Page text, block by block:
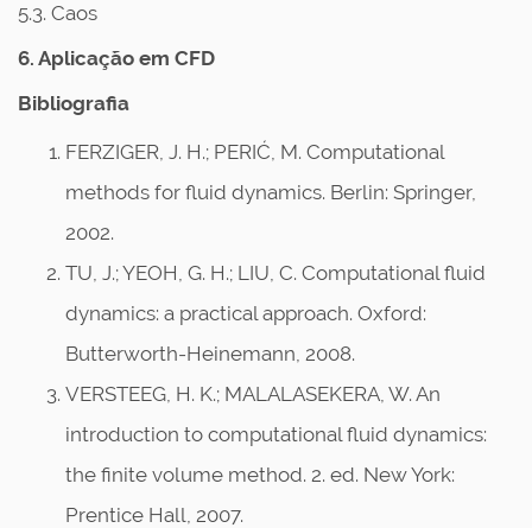
5.3. Caos
6. Aplicação em CFD
Bibliografia
FERZIGER, J. H.; PERIĆ, M. Computational
methods for fluid dynamics. Berlin: Springer,
2002.
TU, J.; YEOH, G. H.; LIU, C. Computational fluid
dynamics: a practical approach. Oxford:
Butterworth-Heinemann, 2008.
VERSTEEG, H. K.; MALALASEKERA, W. An
introduction to computational fluid dynamics:
the finite volume method. 2. ed. New York:
Prentice Hall, 2007.